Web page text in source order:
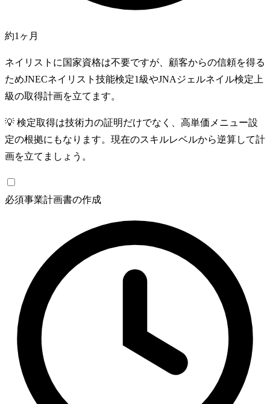
約1ヶ月
ネイリストに国家資格は不要ですが、顧客からの信頼を得る
ためJNECネイリスト技能検定1級やJNAジェルネイル検定上
級の取得計画を立てます。
💡 検定取得は技術力の証明だけでなく、高単価メニュー設
定の根拠にもなります。現在のスキルレベルから逆算して計
画を立てましょう。
必須事業計画書の作成